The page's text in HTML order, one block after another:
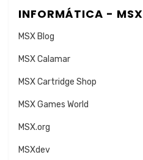
INFORMÁTICA - MSX
MSX Blog
MSX Calamar
MSX Cartridge Shop
MSX Games World
MSX.org
MSXdev